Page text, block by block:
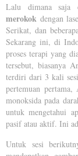
Lalu dimana saja
merokok dengan
Serikat, dan
Sekarang ini, di
proses terapi yang
tersebut, biasanya
terdiri dari 3 kali
pertemuan
monoksida pada
untuk mengetahui
pasif atau aktif. Ini
Untuk sesi